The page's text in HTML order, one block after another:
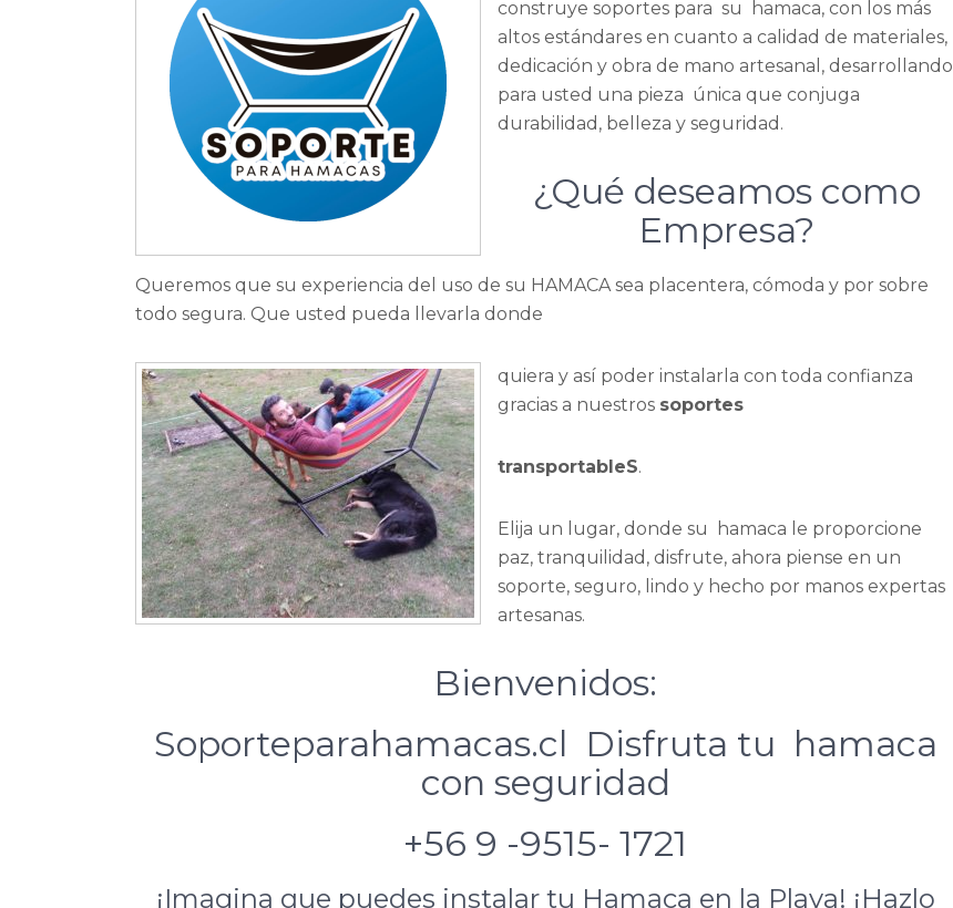
construye soportes para su hamaca, con los más
altos estándares en cuanto a calidad de materiales,
dedicación y obra de mano artesanal, desarrollando
para usted una pieza única que conjuga
durabilidad, belleza y seguridad.
¿Qué deseamos como
Empresa?
Queremos que su experiencia del uso de su HAMACA sea placentera, cómoda y por sobre
todo segura. Que usted pueda llevarla donde
quiera y así poder instalarla con toda confianza
gracias a nuestros soportes
transportableS.
Elija un lugar, donde su hamaca le proporcione
paz, tranquilidad, disfrute, ahora piense en un
soporte, seguro, lindo y hecho por manos expertas
artesanas.
Bienvenidos:
Soporteparahamacas.cl Disfruta tu hamaca
con seguridad
+56 9 -9515- 1721
¡Imagina que puedes instalar tu Hamaca en la Playa! ¡Hazlo